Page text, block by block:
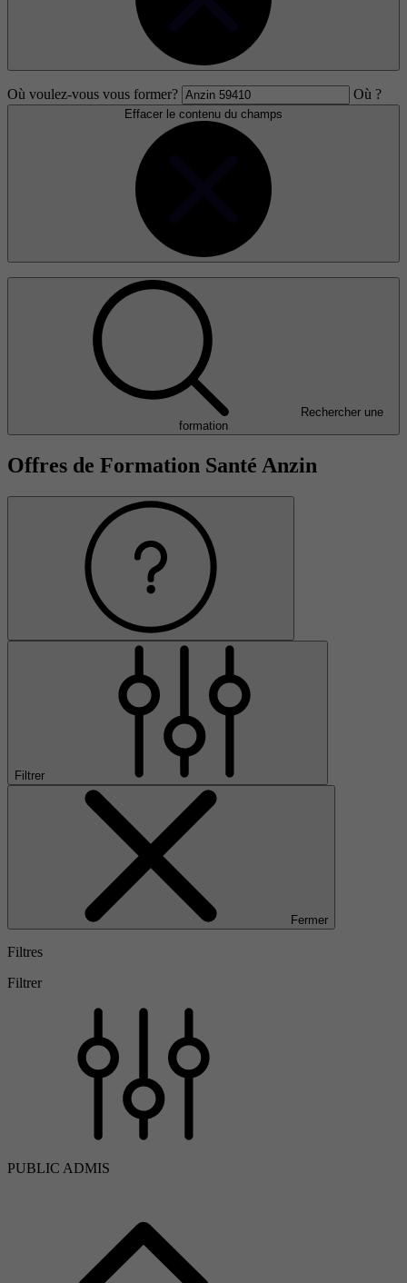
Où voulez-vous vous former? Où ?
Effacer le contenu du champs
Rechercher une
formation
Offres de Formation Santé Anzin
Filtrer
Fermer
Filtres
Filtrer
PUBLIC ADMIS